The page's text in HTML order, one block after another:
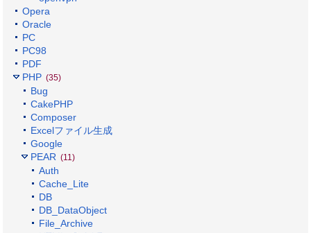
Opera
Oracle
PC
PC98
PDF
PHP (35)
Bug
CakePHP
Composer
Excelファイル生成
Google
PEAR (11)
Auth
Cache_Lite
DB
DB_DataObject
File_Archive